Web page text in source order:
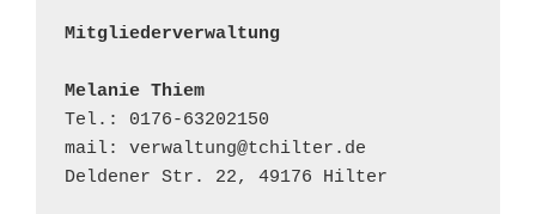
Mitgliederverwaltung
Melanie Thiem
Tel.: 0176-63202150
mail: verwaltung@tchilter.de
Deldener Str. 22, 49176 Hilter